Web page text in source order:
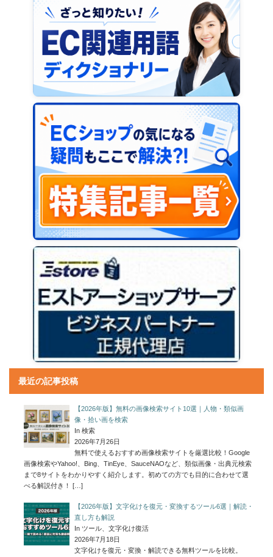
最近の記事投稿
【2026年版】無料の画像検索サイト10選｜人物・類似画
像・拾い画を検索
In 検索
2026年7月26日
無料で使えるおすすめ画像検索サイトを厳選比較！Google
画像検索やYahoo!、Bing、TinEye、SauceNAOなど、類似画像・出典元検索
まで8サイトをわかりやすく紹介します。初めての方でも目的に合わせて選
べる解説付き！
[…]
【2026年版】文字化けを復元・変換するツール6選｜解読・
直し方も解説
In ツール、文字化け復活
2026年7月18日
文字化けを復元・変換・解読できる無料ツールを比較。